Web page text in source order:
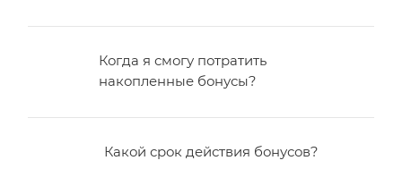
Когда я смогу потратить
накопленные бонусы?
Какой срок действия бонусов?